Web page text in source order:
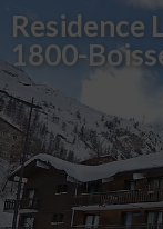
Residence
1800-